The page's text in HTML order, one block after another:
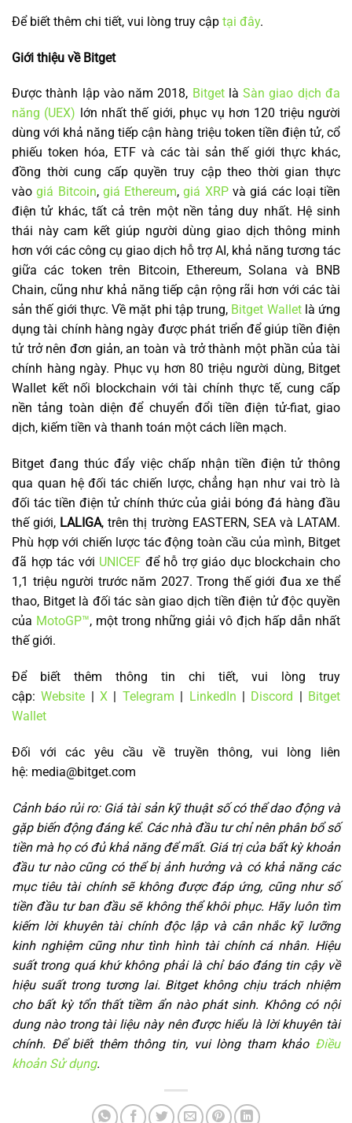
Để biết thêm chi tiết, vui lòng truy cập tại đây.
Giới thiệu về Bitget
Được thành lập vào năm 2018, BitgetlàSàn giao dịch đa
năng (UEX) lớn nhất thế giới, phục vụ hơn 120 triệu người
dùng với khả năng tiếp cận hàng triệu token tiền điện tử, cổ
phiếu token hóa, ETF và các tài sản thế giới thực khác,
đồng thời cung cấp quyền truy cập theo thời gian thực
vàogiá Bitcoin, giá Ethereum,giá XRPvà giá các loại tiền
điện tử khác, tất cả trên một nền tảng duy nhất. Hệ sinh
thái này cam kết giúp người dùng giao dịch thông minh
hơn với các công cụ giao dịch hỗ trợ AI, khả năng tương tác
giữa các token trên Bitcoin, Ethereum, Solana và BNB
Chain, cũng như khả năng tiếp cận rộng rãi hơn với các tài
sản thế giới thực. Về mặt phi tập trung, Bitget Walletlà ứng
dụng tài chính hàng ngày được phát triển để giúp tiền điện
tử trở nên đơn giản, an toàn và trở thành một phần của tài
chính hàng ngày. Phục vụ hơn 80 triệu người dùng, Bitget
Wallet kết nối blockchain với tài chính thực tế, cung cấp
nền tảng toàn diện để chuyển đổi tiền điện tử-fiat, giao
dịch, kiếm tiền và thanh toán một cách liền mạch.
Bitget đang thúc đẩy việc chấp nhận tiền điện tử thông
qua quan hệ đối tác chiến lược, chẳng hạn như vai trò là
đối tác tiền điện tử chính thức của giải bóng đá hàng đầu
thế giới, LALIGA, trên thị trường EASTERN, SEA và LATAM.
Phù hợp với chiến lược tác động toàn cầu của mình, Bitget
đã hợp tác với UNICEF để hỗ trợ giáo dục blockchain cho
1,1 triệu người trước năm 2027. Trong thế giới đua xe thể
thao, Bitget là đối tác sàn giao dịch tiền điện tử độc quyền
của MotoGP™, một trong những giải vô địch hấp dẫn nhất
thế giới.
Để biết thêm thông tin chi tiết, vui lòng truy
cập:Website | X | Telegram | LinkedIn | Discord | Bitget
Wallet
Đối với các yêu cầu về truyền thông, vui lòng liên
hệ: media@bitget.com
Cảnh báo rủi ro: Giá tài sản kỹ thuật số có thể dao động và
gặp biến động đáng kể. Các nhà đầu tư chỉ nên phân bổ số
tiền mà họ có đủ khả năng để mất. Giá trị của bất kỳ khoản
đầu tư nào cũng có thể bị ảnh hưởng và có khả năng các
mục tiêu tài chính sẽ không được đáp ứng, cũng như số
tiền đầu tư ban đầu sẽ không thể khôi phục. Hãy luôn tìm
kiếm lời khuyên tài chính độc lập và cân nhắc kỹ lưỡng
kinh nghiệm cũng như tình hình tài chính cá nhân. Hiệu
suất trong quá khứ không phải là chỉ báo đáng tin cậy về
hiệu suất trong tương lai. Bitget không chịu trách nhiệm
cho bất kỳ tổn thất tiềm ẩn nào phát sinh. Không có nội
dung nào trong tài liệu này nên được hiểu là lời khuyên tài
chính. Để biết thêm thông tin, vui lòng tham khảo Điều
khoản Sử dụng.